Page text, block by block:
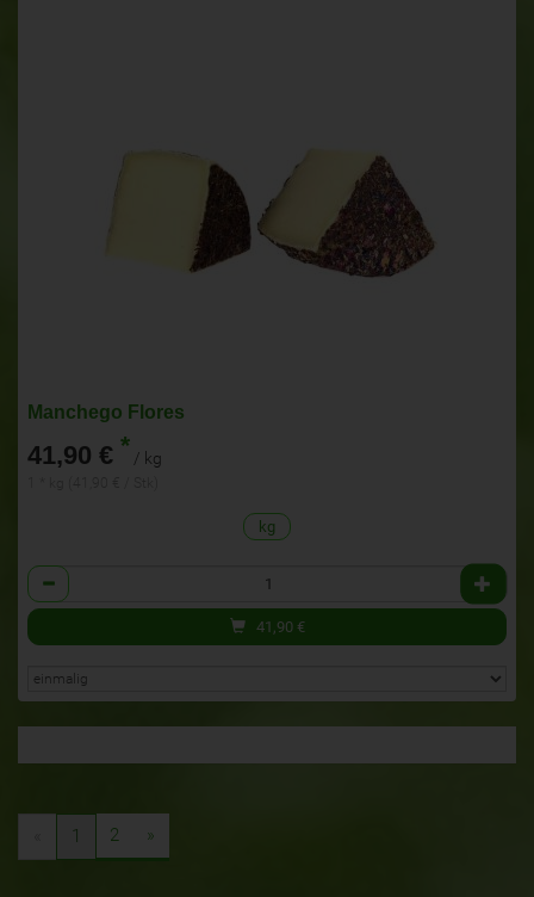
Manchego Flores
41,90 € * / kg
kg
Anzahl
41,90 €
1 2 »